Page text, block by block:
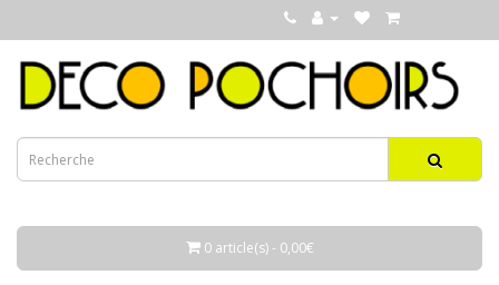
0 article(s) - 0,00€